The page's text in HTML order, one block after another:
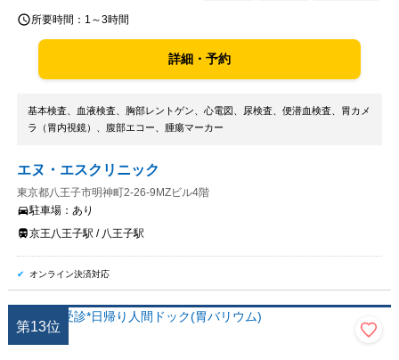
所要時間： 1～3時間
詳細・予約
基本検査、血液検査、胸部レントゲン、心電図、尿検査、便潜血検査、胃カメ
ラ（胃内視鏡）、腹部エコー、腫瘍マーカー
エヌ・エスクリニック
東京都八王子市明神町2-26-9MZビル4階
駐車場： あり
京王八王子駅 / 八王子駅
オンライン決済対応
第13位